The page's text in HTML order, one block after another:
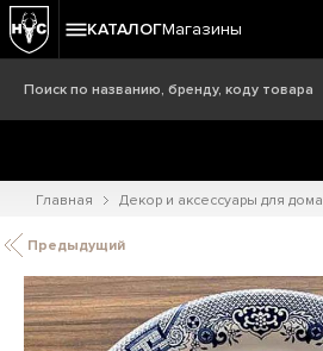
КАТАЛОГМагазины
Главная Декор и аксессуары для дома
Предыдущий